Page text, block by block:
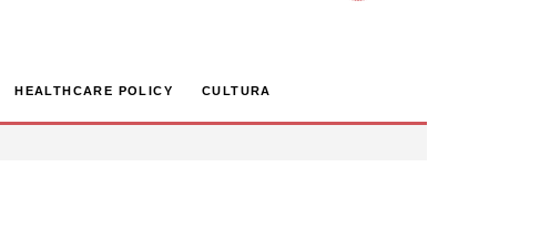
HEALTHCARE POLICY CULTURA